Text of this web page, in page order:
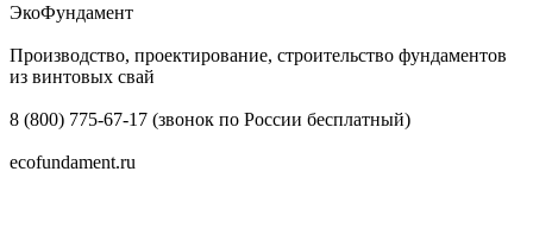
ЭкоФундамент
Производство, проектирование, строительство фундаментов
из винтовых свай
8 (800) 775-67-17 (звонок по России бесплатный)
ecofundament.ru